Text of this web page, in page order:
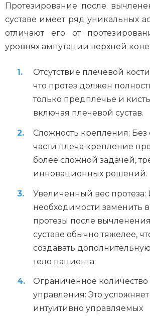
Протезирование после
суставе имеет ряд уникальных
отличают его от
уровнях ампутации верхней
Отсутствие плечевой
что протез должен
только предплечье и
включая плечевой сустав.
Сложность крепления: Без
части плеча крепление
более сложной задачей,
инновационных решений.
Увеличенный вес протеза:
необходимости заменить
протезы после
суставе обычно тяжелее,
создавать
тело пациента.
Ограниченное
управления: Это
интуитивно управляемых